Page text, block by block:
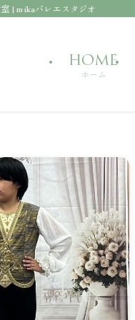
| mikaバレエスタジオ
HOME
ホーム